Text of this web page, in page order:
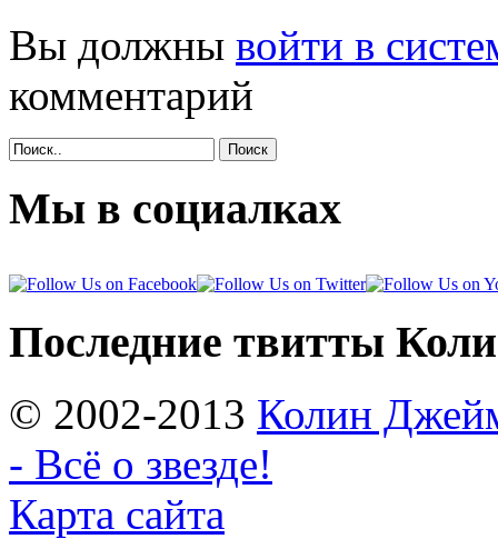
Вы должны войти в
комментарий
Поиск
Мы в социалках
Последние твитты
© 2002-2013 Колин
- Всё о звезде!
Карта сайта